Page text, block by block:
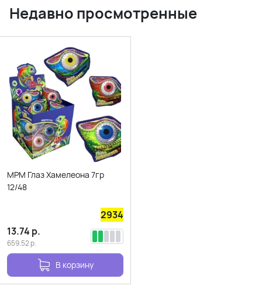
Недавно просмотренные
МРМ Глаз Хамелеона 7гр
12/48
2934
13.74 р.
659.52р.
В корзину